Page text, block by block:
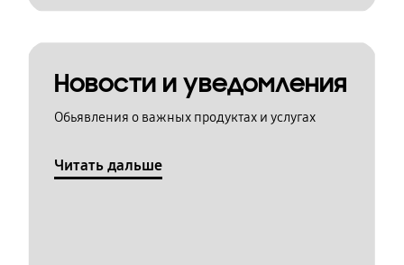
Новости и уведомления
Обьявления о важных продуктах и услугах
Читать дальше